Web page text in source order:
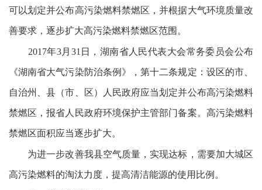
可以划定并公布高污染燃料禁燃区，并根据大气环境质量改
善要求，逐步扩大高污染燃料禁燃区范围。
2017年3月31日，湖南省人民代表大会常务委员会公布
《湖南省大气污染防治条例》，第十二条规定：设区的市、
自治州、县（市、区）人民政府应当划定并公布高污染燃料
禁燃区，报省人民政府环境保护主管部门备案。高污染燃料
禁燃区面积应当逐步扩大。
为进一步改善我县空气质量，实现达标，需要加大城区
高污染燃料的淘汰力度，提高清洁能源的使用比例。